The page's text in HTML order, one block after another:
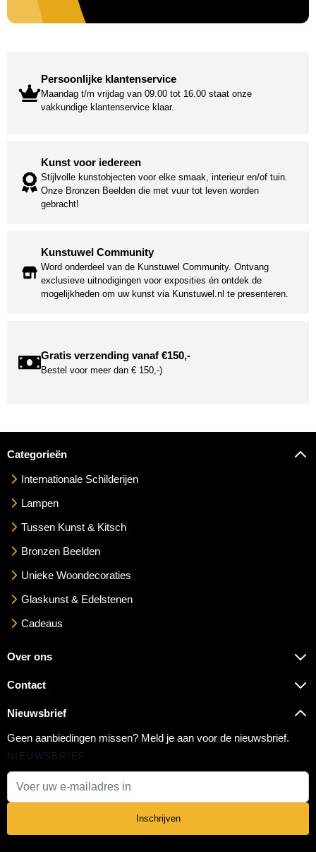
Persoonlijke klantenservice
Maandag t/m vrijdag van 09.00 tot 16.00 staat onze
vakkundige klantenservice klaar.
Kunst voor iedereen
Stijlvolle kunstobjecten voor elke smaak, interieur en/of tuin.
Onze Bronzen Beelden die met vuur tot leven worden
gebracht!
Kunstuwel Community
Word onderdeel van de Kunstuwel Community. Ontvang
exclusieve uitnodigingen voor exposities én ontdek de
mogelijkheden om uw kunst via Kunstuwel.nl te presenteren.
Gratis verzending vanaf €150,-
Bestel voor meer dan € 150,-)
Categorieën
Internationale Schilderijen
Lampen
Tussen Kunst & Kitsch
Bronzen Beelden
Unieke Woondecoraties
Glaskunst & Edelstenen
Cadeaus
Over ons
Contact
Nieuwsbrief
Geen aanbiedingen missen? Meld je aan voor de nieuwsbrief.
NIEUWSBRIEF
Inschrijven